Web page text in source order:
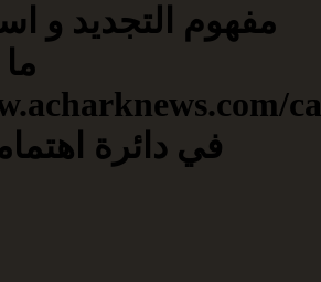
مفهوم التجديد و
في دائرة